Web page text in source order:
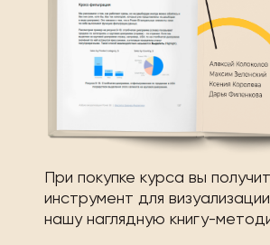
При покупке курса вы
инструмент для
нашу наглядную книгу-